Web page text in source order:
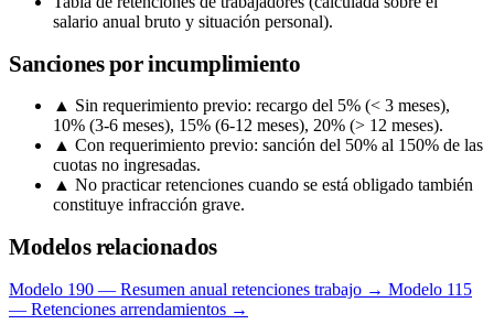
salario anual bruto y situación personal).
Sanciones por incumplimiento
▲ Sin requerimiento previo: recargo del 5% (< 3 meses),
10% (3-6 meses), 15% (6-12 meses), 20% (> 12 meses).
▲ Con requerimiento previo: sanción del 50% al 150% de las
cuotas no ingresadas.
▲ No practicar retenciones cuando se está obligado también
constituye infracción grave.
Modelos relacionados
Modelo 190 — Resumen anual retenciones trabajo → Modelo 115
— Retenciones arrendamientos →